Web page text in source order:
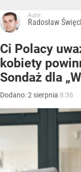
Autor:
Radosław
Ci Polacy
kobiety
Sondaż dla
Dodano:2 sierpnia 8:36